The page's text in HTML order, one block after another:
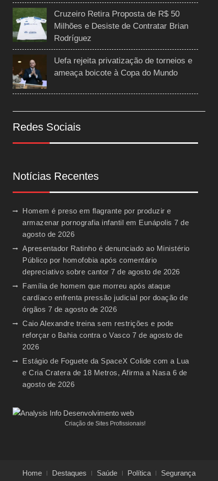
Cruzeiro Retira Proposta de R$ 50
Milhões e Desiste de Contratar Brian
Rodríguez
Uefa rejeita privatização de torneios e
ameaça boicote à Copa do Mundo
Redes Sociais
Notícias Recentes
Homem é preso em flagrante por produzir e
armazenar pornografia infantil em Eunápolis 7 de
agosto de 2026
Apresentador Ratinho é denunciado ao Ministério
Público por homofobia após comentário
depreciativo sobre cantor 7 de agosto de 2026
Família de homem que morreu após ataque
cardíaco enfrenta pressão judicial por doação de
órgãos 7 de agosto de 2026
Caio Alexandre treina sem restrições e pode
reforçar o Bahia contra o Vasco 7 de agosto de
2026
Estágio de Foguete da SpaceX Colide com a Lua
e Cria Cratera de 18 Metros, Afirma a Nasa 6 de
agosto de 2026
Criação de Sites Profissionais!
Home Destaques Saúde Política
Segurança